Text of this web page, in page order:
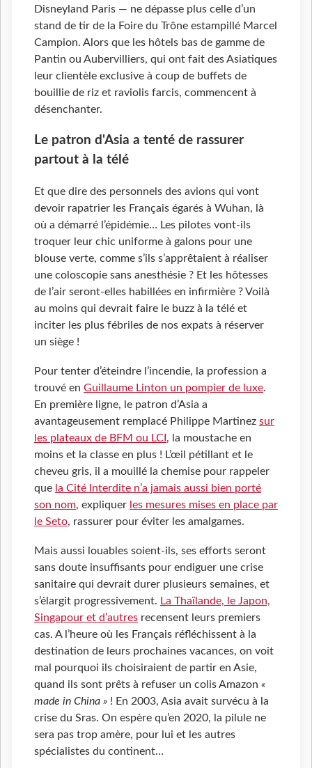
Disneyland Paris — ne dépasse plus celle d’un
stand de tir de la Foire du Trône estampillé Marcel
Campion. Alors que les hôtels bas de gamme de
Pantin ou Aubervilliers, qui ont fait des Asiatiques
leur clientèle exclusive à coup de buffets de
bouillie de riz et raviolis farcis, commencent à
désenchanter.
Le patron d'Asia a tenté de rassurer
partout à la télé
Et que dire des personnels des avions qui vont
devoir rapatrier les Français égarés à Wuhan, là
où a démarré l’épidémie… Les pilotes vont-ils
troquer leur chic uniforme à galons pour une
blouse verte, comme s’ils s’apprêtaient à réaliser
une coloscopie sans anesthésie ? Et les hôtesses
de l’air seront-elles habillées en infirmière ? Voilà
au moins qui devrait faire le buzz à la télé et
inciter les plus fébriles de nos expats à réserver
un siège !
Pour tenter d’éteindre l’incendie, la profession a
trouvé en Guillaume Linton un pompier de luxe.
En première ligne, le patron d’Asia a
avantageusement remplacé Philippe Martinez sur
les plateaux de BFM ou LCI , la moustache en
moins et la classe en plus ! L’œil pétillant et le
cheveu gris, il a mouillé la chemise pour rappeler
que la Cité Interdite n’a jamais aussi bien porté
son nom, expliquer les mesures mises en place par
le Seto, rassurer pour éviter les amalgames.
Mais aussi louables soient-ils, ses efforts seront
sans doute insuffisants pour endiguer une crise
sanitaire qui devrait durer plusieurs semaines, et
s’élargit progressivement. La Thaïlande, le Japon,
Singapour et d’autres recensent leurs premiers
cas. A l’heure où les Français réfléchissent à la
destination de leurs prochaines vacances, on voit
mal pourquoi ils choisiraient de partir en Asie,
quand ils sont prêts à refuser un colis Amazon «
made in China » ! En 2003, Asia avait survécu à la
crise du Sras. On espère qu’en 2020, la pilule ne
sera pas trop amère, pour lui et les autres
spécialistes du continent…